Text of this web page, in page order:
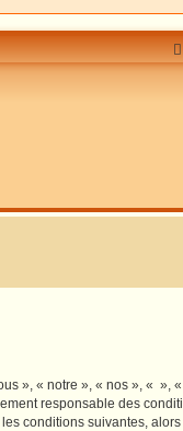
», « notre », « nos », « »,
responsable des
conditions suivantes,